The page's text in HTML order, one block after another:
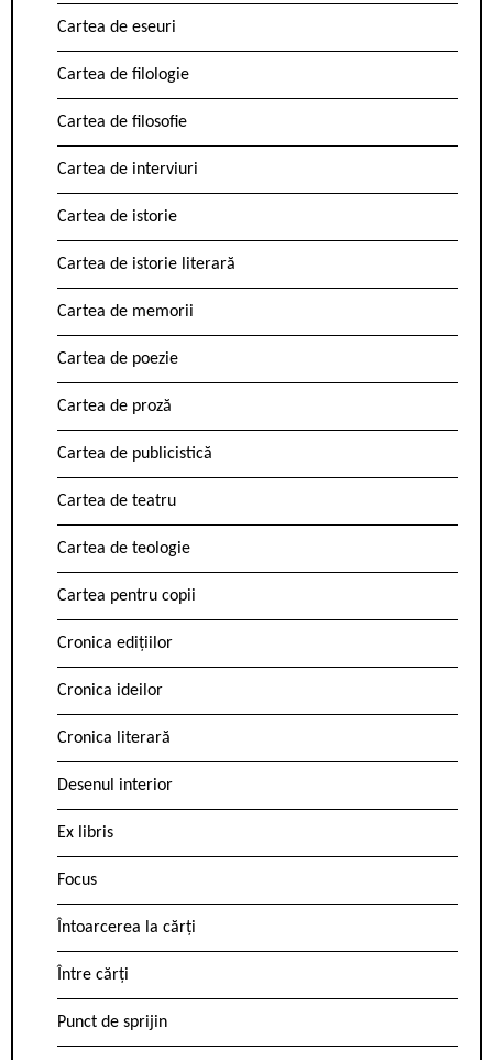
Cartea de eseuri
Cartea de filologie
Cartea de filosofie
Cartea de interviuri
Cartea de istorie
Cartea de istorie literară
Cartea de memorii
Cartea de poezie
Cartea de proză
Cartea de publicistică
Cartea de teatru
Cartea de teologie
Cartea pentru copii
Cronica edițiilor
Cronica ideilor
Cronica literară
Desenul interior
Ex libris
Focus
Întoarcerea la cărți
Între cărți
Punct de sprijin